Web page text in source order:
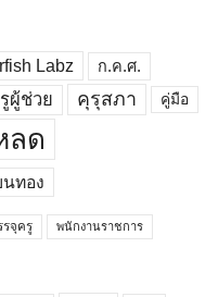
Labz ก.ค.ศ.
ผู้ช่วย คุรุสภา คู่มือ
ลด
นทอง
รจุครู พนักงานราชการ